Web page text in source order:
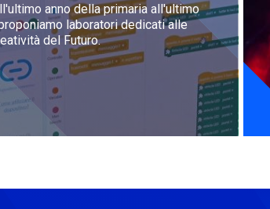
anno della primaria all'ultimo
laboratori dedicati alle
del Futuro.